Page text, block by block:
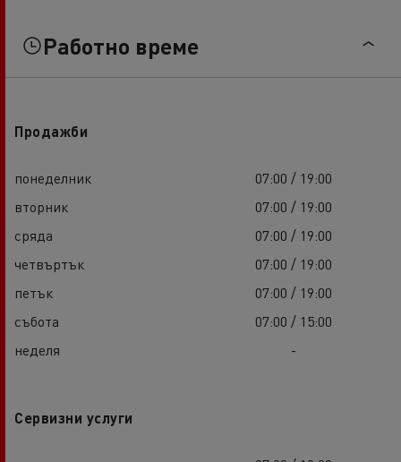
Работно време
Продажби
понеделник
07:00 / 19:00
вторник
07:00 / 19:00
сряда
07:00 / 19:00
четвъртък
07:00 / 19:00
петък
07:00 / 19:00
събота
07:00 / 15:00
неделя
-
Сервизни услуги